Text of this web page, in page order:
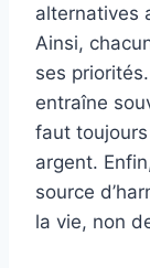
alternatives
Ainsi,
ses
entraîne
faut
argent.
source
la vie, non